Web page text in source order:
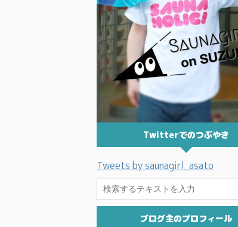
Twitterでのつぶやき
Tweets by saunagirl_asato
ブログ主のプロフィール